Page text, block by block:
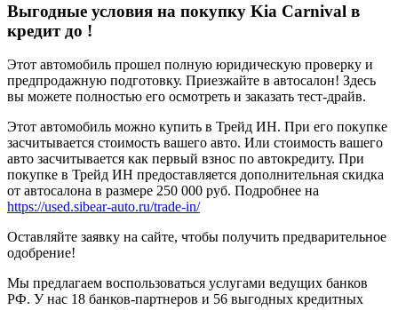
Выгодные условия на покупку Kia Carnival в
кредит до !
Этот автомобиль прошел полную юридическую проверку и
предпродажную подготовку. Приезжайте в автосалон! Здесь
вы можете полностью его осмотреть и заказать тест-драйв.
Этот автомобиль можно купить в Трейд ИН. При его покупке
засчитывается стоимость вашего авто. Или стоимость вашего
авто засчитывается как первый взнос по автокредиту. При
покупке в Трейд ИН предоставляется дополнительная скидка
от автосалона в размере 250 000 руб. Подробнее на
https://used.sibear-auto.ru/trade-in/
Оставляйте заявку на сайте, чтобы получить предварительное
одобрение!
Мы предлагаем воспользоваться услугами ведущих банков
РФ. У нас 18 банков-партнеров и 56 выгодных кредитных